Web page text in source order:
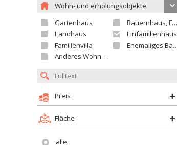
Wohn- und erholungsobjekte
Gartenhaus
Bauernhaus, Ferienhaus
Landhaus
Einfamilienhaus
Familienvilla
Ehemaliges Bauerngut
Anderes Wohn- oder Ferienobjekt
Preis
Fläche
alle